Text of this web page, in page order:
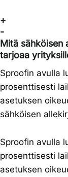
+
-
Mitä sähköisen
tarjoaa
Sproofin avulla
prosenttisesti
asetuksen
sähköisen
Sproofin avulla
prosenttisesti
asetuksen